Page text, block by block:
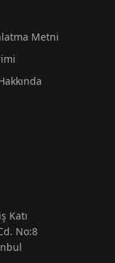
Metni
Katı
No:8